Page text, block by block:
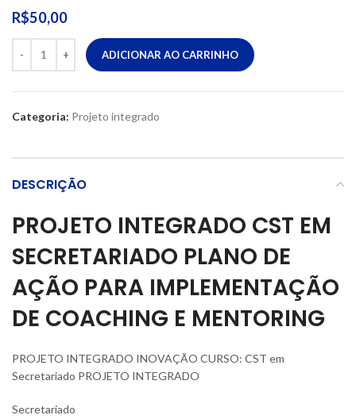
R$50,00
ADICIONAR AO CARRINHO
Categoria: Projeto integrado
DESCRIÇÃO
PROJETO INTEGRADO CST EM
SECRETARIADO PLANO DE
AÇÃO PARA IMPLEMENTAÇÃO
DE COACHING E MENTORING
PROJETO INTEGRADO INOVAÇÃO CURSO: CST em
Secretariado PROJETO INTEGRADO
Secretariado